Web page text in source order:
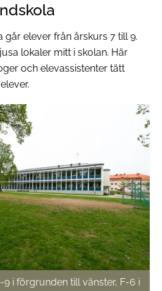
går elever från årskurs 7 till 9.
lokaler mitt i skolan. Här
och elevassistenter tätt
9 i förgrunden till vänster, F-6 i